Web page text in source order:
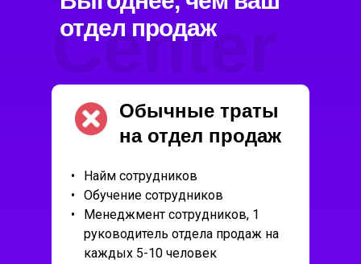
Center
UP
отдел продаж
Обычные траты
на отдел продаж
Найм сотрудников
Обучение сотрудников
Менеджмент сотрудников, 1
руководитель отдела продаж на
каждых 5-10 человек
•
•
•